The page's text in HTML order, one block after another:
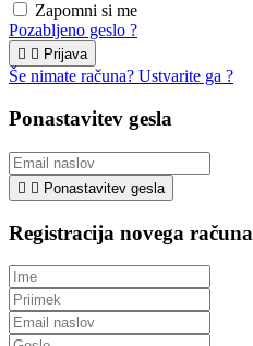
Zapomni si me
Pozabljeno geslo ?
  Prijava
Še nimate računa? Ustvarite ga ?
Ponastavitev gesla
  Ponastavitev gesla
Registracija novega računa